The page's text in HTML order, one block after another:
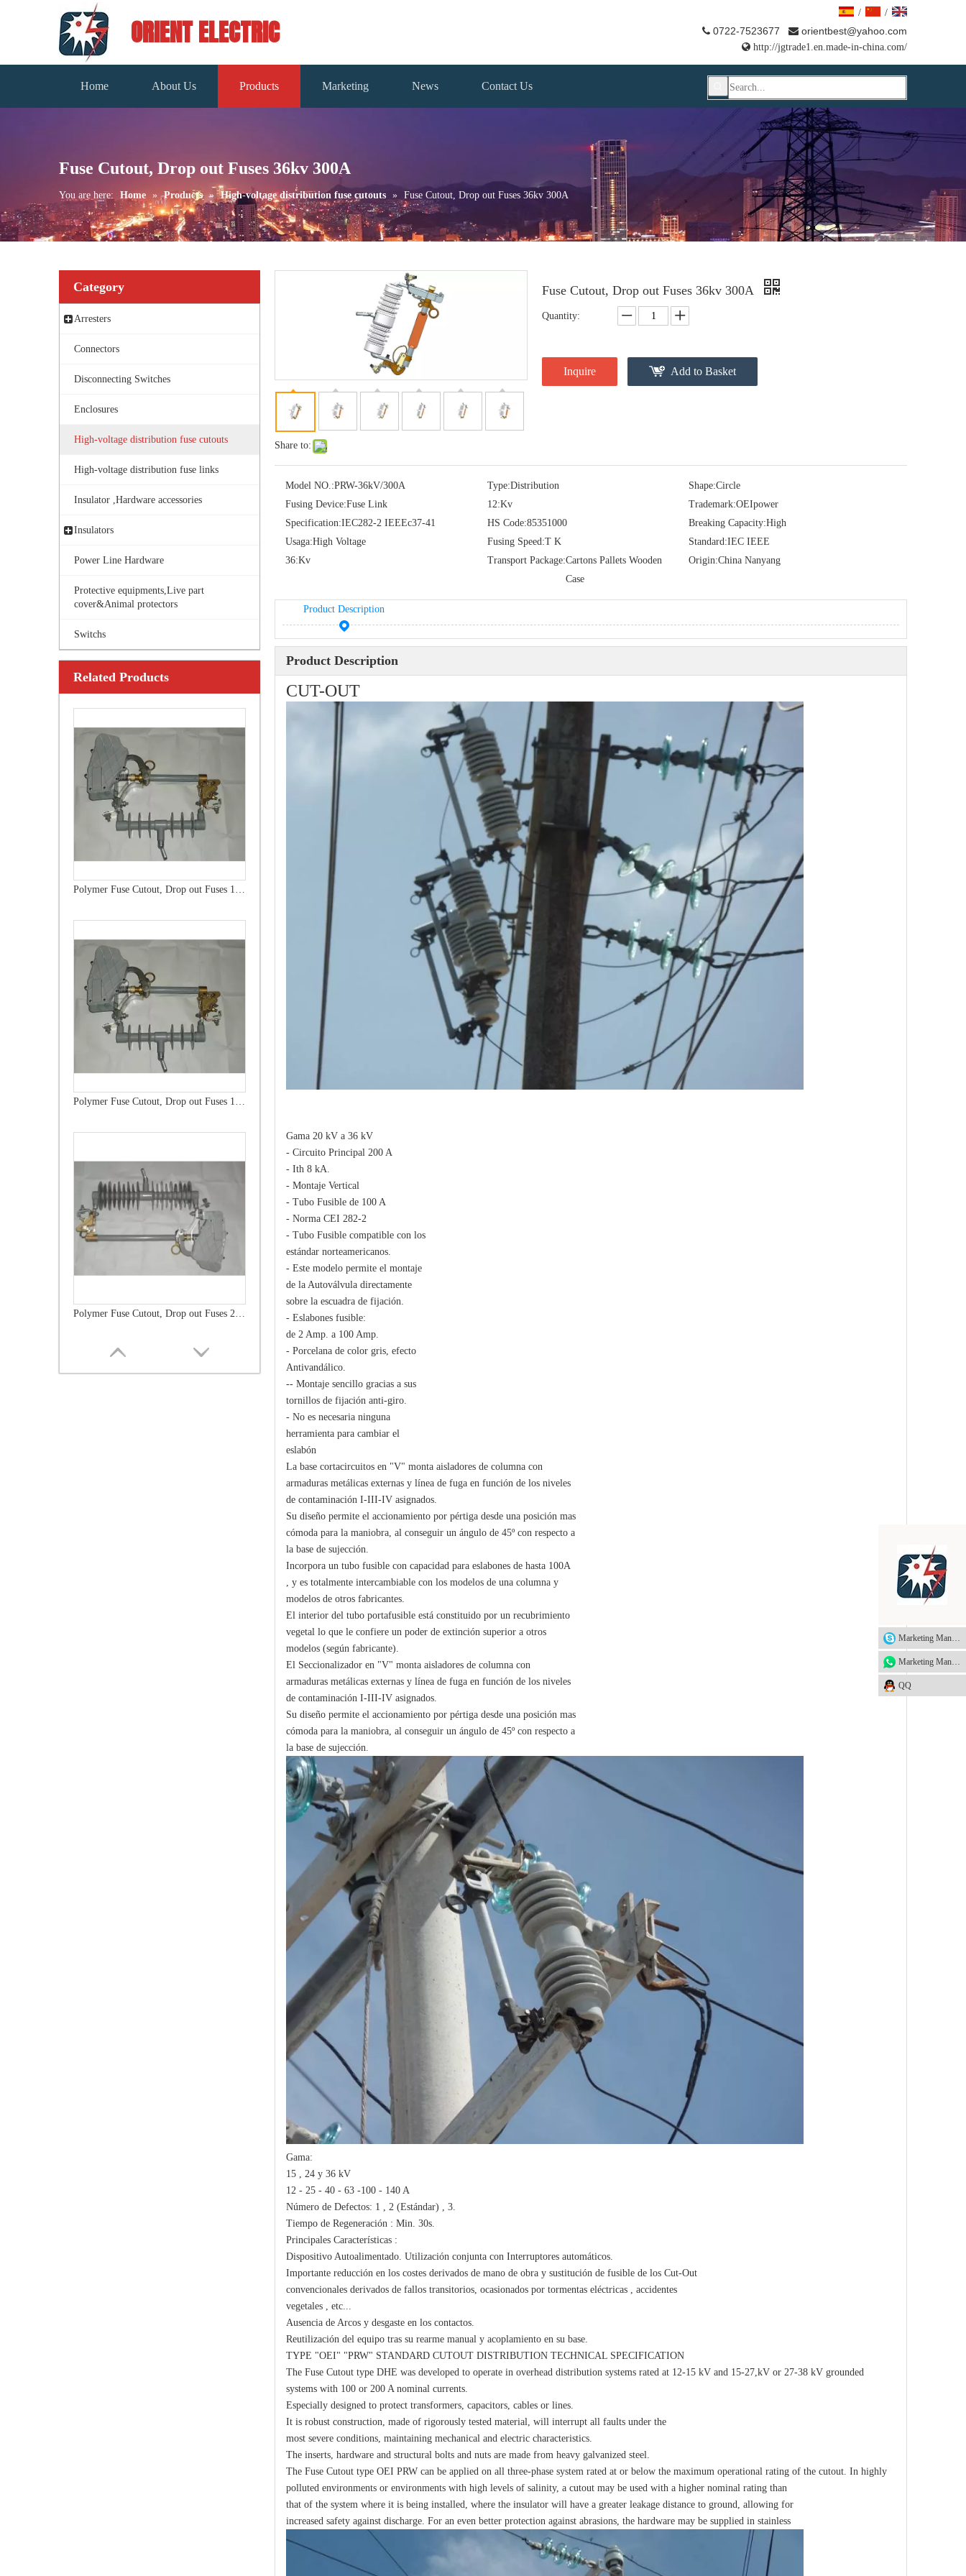
ORIENT ELECTRIC
/ /
 0722-7523677  orientbest@yahoo.com
 http://jgtrade1.en.made-in-china.com/
Home About Us Products Marketing News Contact Us
Fuse Cutout, Drop out Fuses 36kv 300A
You are here: Home » Products » High-voltage distribution fuse cutouts » Fuse Cutout, Drop out Fuses 36kv 300A
Category
Arresters
Connectors
Disconnecting Switches
Enclosures
High-voltage distribution fuse cutouts
High-voltage distribution fuse links
Insulator ,Hardware accessories
Insulators
Power Line Hardware
Protective equipments,Live part
cover&Animal protectors
Switchs
Related Products
Polymer Fuse Cutout, Drop out Fuses 15 Kv 100A
Polymer Fuse Cutout, Drop out Fuses 15 Kv 200A
Polymer Fuse Cutout, Drop out Fuses 21 Kv 100A
Share to:
Fuse Cutout, Drop out Fuses 36kv 300A
Quantity:
Inquire Add to Basket
Model NO.:PRW-36kV/300A Type:Distribution Shape:Circle
Fusing Device:Fuse Link 12:Kv Trademark:OEIpower
Specification:IEC282-2 IEEEc37-41 HS Code:85351000 Breaking Capacity:High
Usaga:High Voltage Fusing Speed:T K Standard:IEC IEEE
36:Kv Transport Package:Cartons Pallets Wooden
Case
Origin:China Nanyang
Product Description
Product Description
CUT-OUT
Gama 20 kV a 36 kV
- Circuito Principal 200 A
- Ith 8 kA.
- Montaje Vertical
- Tubo Fusible de 100 A
- Norma CEI 282-2
- Tubo Fusible compatible con los
estándar norteamericanos.
- Este modelo permite el montaje
de la Autoválvula directamente
sobre la escuadra de fijación.
- Eslabones fusible:
de 2 Amp. a 100 Amp.
- Porcelana de color gris, efecto
Antivandálico.
-- Montaje sencillo gracias a sus
tornillos de fijación anti-giro.
- No es necesaria ninguna
herramienta para cambiar el
eslabón
La base cortacircuitos en "V" monta aisladores de columna con
armaduras metálicas externas y línea de fuga en función de los niveles
de contaminación I-III-IV asignados.
Su diseño permite el accionamiento por pértiga desde una posición mas
cómoda para la maniobra, al conseguir un ángulo de 45º con respecto a
la base de sujección.
Incorpora un tubo fusible con capacidad para eslabones de hasta 100A
, y es totalmente intercambiable con los modelos de una columna y
modelos de otros fabricantes.
El interior del tubo portafusible está constituido por un recubrimiento
vegetal lo que le confiere un poder de extinción superior a otros
modelos (según fabricante).
El Seccionalizador en "V" monta aisladores de columna con
armaduras metálicas externas y línea de fuga en función de los niveles
de contaminación I-III-IV asignados.
Su diseño permite el accionamiento por pértiga desde una posición mas
cómoda para la maniobra, al conseguir un ángulo de 45º con respecto a
la base de sujección.
Gama:
15 , 24 y 36 kV
12 - 25 - 40 - 63 -100 - 140 A
Número de Defectos: 1 , 2 (Estándar) , 3.
Tiempo de Regeneración : Min. 30s.
Principales Características :
Dispositivo Autoalimentado. Utilización conjunta con Interruptores automáticos.
Importante reducción en los costes derivados de mano de obra y sustitución de fusible de los Cut-Out
convencionales derivados de fallos transitorios, ocasionados por tormentas eléctricas , accidentes
vegetales , etc...
Ausencia de Arcos y desgaste en los contactos.
Reutilización del equipo tras su rearme manual y acoplamiento en su base.
TYPE "OEI" "PRW" STANDARD CUTOUT DISTRIBUTION TECHNICAL SPECIFICATION
The Fuse Cutout type DHE was developed to operate in overhead distribution systems rated at 12-15 kV and 15-27,kV or 27-38 kV grounded
systems with 100 or 200 A nominal currents.
Especially designed to protect transformers, capacitors, cables or lines.
It is robust construction, made of rigorously tested material, will interrupt all faults under the
most severe conditions, maintaining mechanical and electric characteristics.
The inserts, hardware and structural bolts and nuts are made from heavy galvanized steel.
The Fuse Cutout type OEI PRW can be applied on all three-phase system rated at or below the maximum operational rating of the cutout. In highly
polluted environments or environments with high levels of salinity, a cutout may be used with a higher nominal rating than
that of the system where it is being installed, where the insulator will have a greater leakage distance to ground, allowing for
increased safety against discharge. For an even better protection against abrasions, the hardware may be supplied in stainless
QQ